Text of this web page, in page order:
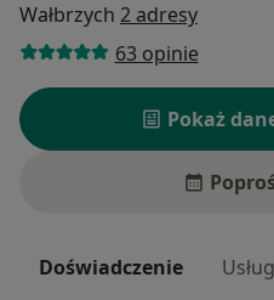
Wałbrzych 2 adresy
63 opinie
Pokaż
Doświadczenie